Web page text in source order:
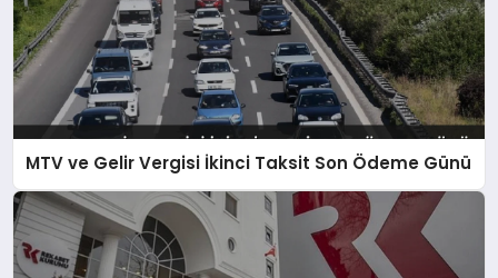
MTV ve Gelir Vergisi İkinci Taksit Son Ödeme Günü